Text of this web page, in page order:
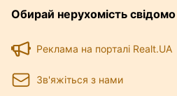
Обирай нерухомість свідомо
Реклама на порталі Realt.UA
Зв'яжіться з нами